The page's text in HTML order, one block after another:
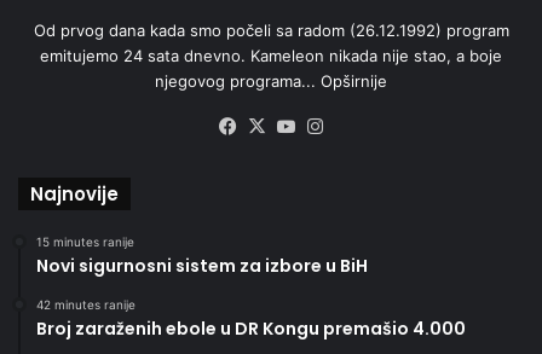
Od prvog dana kada smo počeli sa radom (26.12.1992) program
emitujemo 24 sata dnevno. Kameleon nikada nije stao, a boje
njegovog programa... Opširnije
Facebook
X YouTube
Najnovije
15 minutes ranije
Novi sigurnosni sistem za izbore u BiH
42 minutes ranije
Broj zaraženih ebole u DR Kongu premašio 4.000